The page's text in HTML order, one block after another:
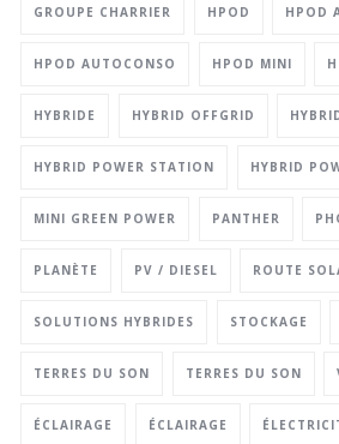
GROUPE CHARRIER HPOD HPOD
HPOD AUTOCONSO HPOD MINI
HYBRIDE HYBRID OFFGRID
HYBRID POWER STATION HYBRID
MINI GREEN POWER PANTHER
PLANÈTE PV / DIESEL ROUTE
SOLUTIONS HYBRIDES STOCKAGE
TERRES DU SON TERRES DU SON
ÉCLAIRAGE ÉCLAIRAGE